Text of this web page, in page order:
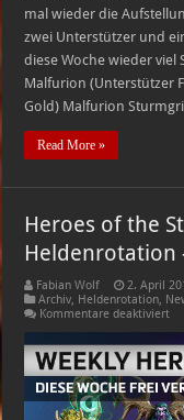
mal wieder die
zwei Unterstützer und
diese Woche wieder viel
Malfurion (Unterstützer
Gold) Malfurion
Read More »
Heroes of the
Heldenrotation
Fabian Wolf
2. April
Archiv, Heldenrotation,
Kommentare deaktiviertfür
of
to-